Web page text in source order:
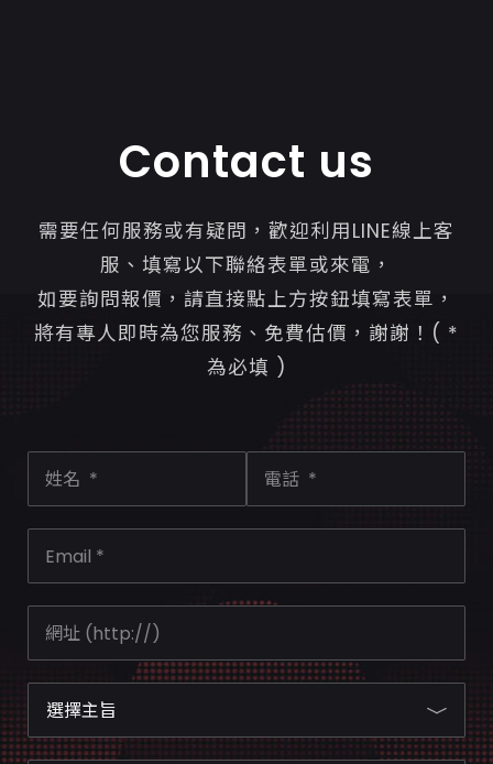
Contact us
需要任何服務或有疑問，歡迎利用LINE線上客
服、填寫以下聯絡表單或來電，
如要詢問報價，請直接點上方按鈕填寫表單，
將有專人即時為您服務、免費估價，謝謝！( *
為必填 )